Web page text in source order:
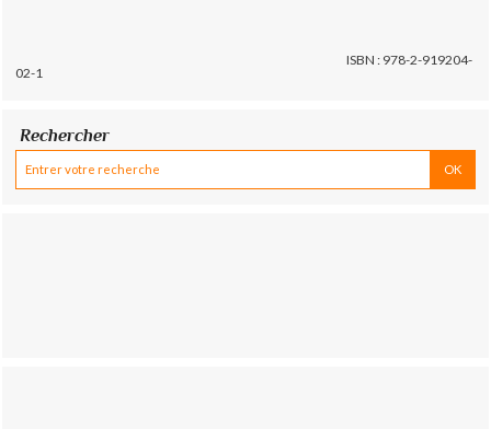
ISBN : 978-2-919204-
02-1
Rechercher